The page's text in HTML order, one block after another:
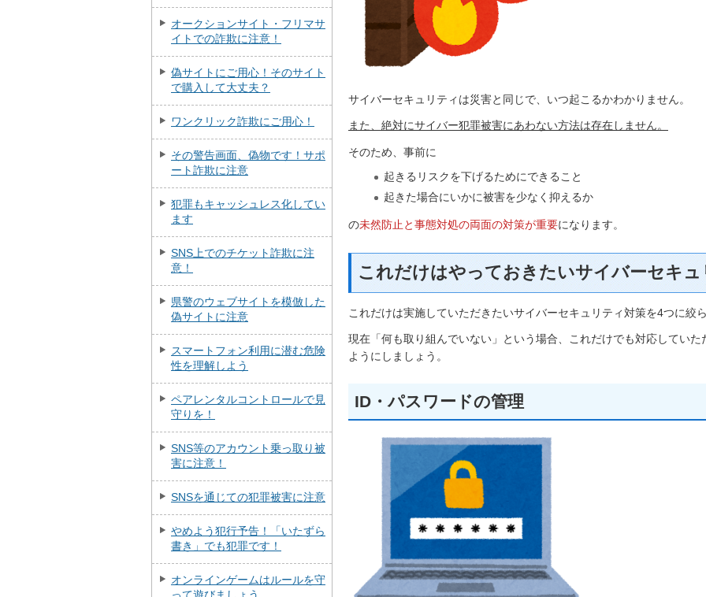
オークションサイト・フリマサ
イトでの詐欺に注意！
偽サイトにご用心！そのサイト
で購入して大丈夫？
ワンクリック詐欺にご用心！
その警告画面、偽物です！サポ
ート詐欺に注意
犯罪もキャッシュレス化してい
ます
SNS上でのチケット詐欺に注
意！
県警のウェブサイトを模倣した
偽サイトに注意
スマートフォン利用に潜む危険
性を理解しよう
ペアレンタルコントロールで見
守りを！
SNS等のアカウント乗っ取り被
害に注意！
SNSを通じての犯罪被害に注意
やめよう犯行予告！「いたずら
書き」でも犯罪です！
オンラインゲームはルールを守
サイバーセキュリティは災害と同じで、いつ起こるかわかりません。
また、絶対にサイバー犯罪被害にあわない方法は存在しません。
そのため、事前に
起きるリスクを下げるためにできること
起きた場合にいかに被害を少なく抑えるか
の未然防止と事態対処の両面の対策が重要になります。
これだけはやっておきたいサイバーセキュ
これだけは実施していただきたいサイバーセキュリティ対策を4つに絞
現在「何も取り組んでいない」という場合、これだけでも対応してい
ようにしましょう。
ID・パスワードの管理